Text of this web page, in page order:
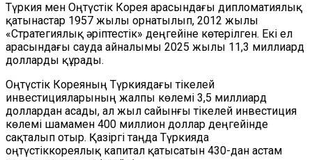
Түркия мен Оңтүстік Корея арасындағы дипломатиялық
қатынастар 1957 жылы орнатылып, 2012 жылы
«Стратегиялық әріптестік» деңгейіне көтерілген. Екі ел
арасындағы сауда айналымы 2025 жылы 11,3 миллиард
долларды құрады.
Оңтүстік Кореяның Түркиядағы тікелей
инвестицияларының жалпы көлемі 3,5 миллиард
доллардан асады, ал жыл сайынғы тікелей инвестиция
көлемі шамамен 400 миллион доллар деңгейінде
сақталып отыр. Қазіргі таңда Түркияда
оңтүстіккореялық капитал қатысатын 430-дан астам